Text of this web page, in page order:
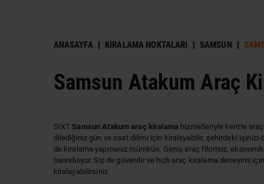
ANASAYFA KIRALAMA NOKTALARI SAMSUN
Samsun Atakum Araç
SIXTSamsun Atakum araç kiralama hizmetleriyle kentte
dilediğiniz gün ve saat dilimi için kiralayabilir, şehirdeki işinizi
de kiralama yapmanız mümkün. Geniş araç filomuz,
barındırıyor. Siz de güvenilir ve hızlı araç kiralama
kiralayabilirsiniz.